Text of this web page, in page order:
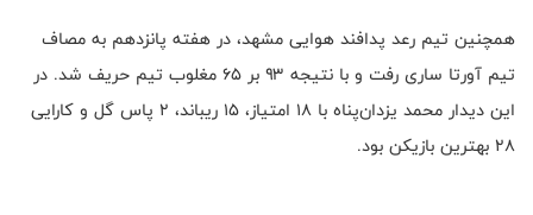
همچنین تیم رعد پدافند هوایی مشهد، در هفته پانزدهم به مصاف
تیم آورتا ساری رفت و با نتیجه ۹۳ بر ۶۵ مغلوب تیم حریف شد. در
این دیدار محمد یزدان‌پناه با ۱۸ امتیاز، ۱۵ ریباند، ۲ پاس گل و کارایی
۲۸ بهترین بازیکن بود.